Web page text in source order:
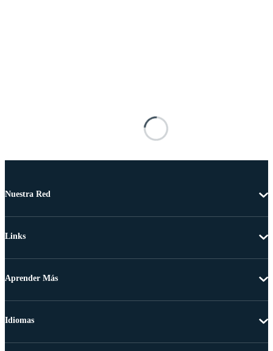
Nuestra Red
Links
Aprender Más
Idiomas